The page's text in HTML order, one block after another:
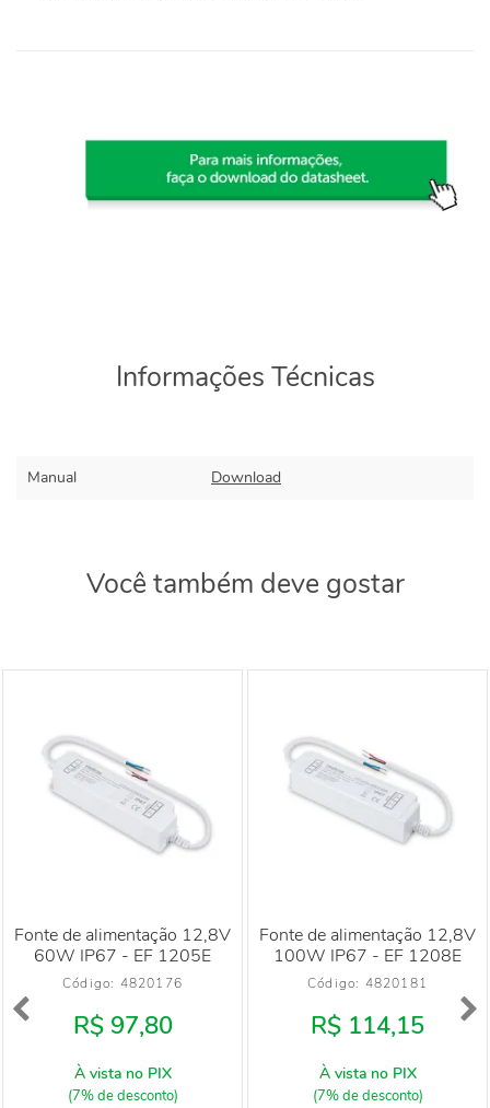
Informações Técnicas
Manual Download
Você também deve gostar
Fonte de alimentação 12,8V
60W IP67 - EF 1205E
Código: 4820176
R$ 97,80
À vista no PIX
(7% de desconto)
Fonte de alimentação 12,8V
100W IP67 - EF 1208E
Código: 4820181
R$ 114,15
À vista no PIX
(7% de desconto)